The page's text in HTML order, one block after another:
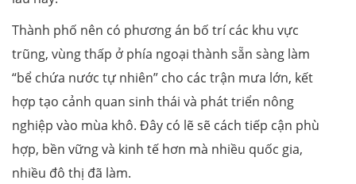
Thành phố nên có phương án bố trí các khu vực
trũng, vùng thấp ở phía ngoại thành sẵn sàng làm
“bể chứa nước tự nhiên” cho các trận mưa lớn, kết
hợp tạo cảnh quan sinh thái và phát triển nông
nghiệp vào mùa khô. Đây có lẽ sẽ cách tiếp cận phù
hợp, bền vững và kinh tế hơn mà nhiều quốc gia,
nhiều đô thị đã làm.